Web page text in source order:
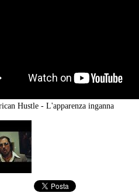
Hustle - L'apparenza inganna